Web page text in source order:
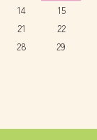
14
15
21
22
28
29